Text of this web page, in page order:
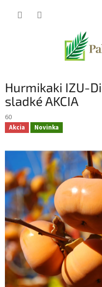
Hurmikaki IZU-
sladké AKCIA
60
Akcia Novinka